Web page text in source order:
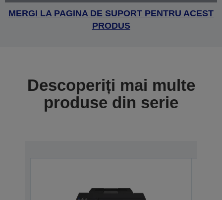
MERGI LA PAGINA DE SUPORT PENTRU ACEST
PRODUS
Descoperiți mai multe
produse din serie